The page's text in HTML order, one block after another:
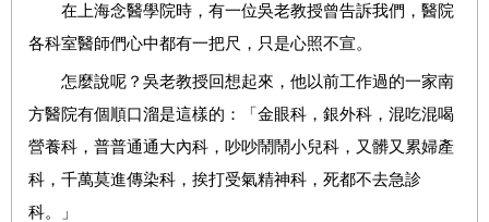
在上海念醫學院時，有一位吳老教授曾告訴我們，醫院
各科室醫師們心中都有一把尺，只是心照不宣。
怎麼說呢？吳老教授回想起來，他以前工作過的一家南
方醫院有個順口溜是這樣的：「金眼科，銀外科，混吃混喝
營養科，普普通通大內科，吵吵鬧鬧小兒科，又髒又累婦產
科，千萬莫進傳染科，挨打受氣精神科，死都不去急診
科。」